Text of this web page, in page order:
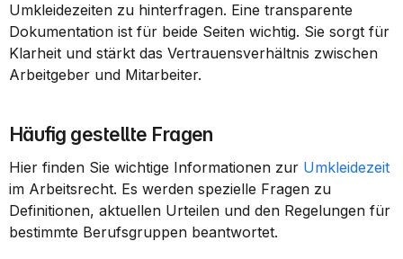
Umkleidezeiten zu hinterfragen. Eine transparente
Dokumentation ist für beide Seiten wichtig. Sie sorgt für
Klarheit und stärkt das Vertrauensverhältnis zwischen
Arbeitgeber und Mitarbeiter.
Häufig gestellte Fragen
Hier finden Sie wichtige Informationen zur Umkleidezeit
im Arbeitsrecht. Es werden spezielle Fragen zu
Definitionen, aktuellen Urteilen und den Regelungen für
bestimmte Berufsgruppen beantwortet.